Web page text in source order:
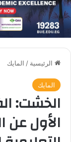
الرئيسية / المايك
المايك
الخشت:
الأول عن